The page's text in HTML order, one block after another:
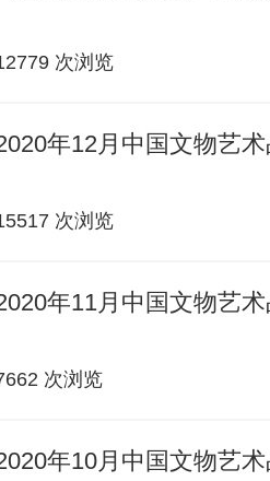
次浏览
年12月中国文物艺
次浏览
年11月中国文物艺
次浏览
年10月中国文物艺